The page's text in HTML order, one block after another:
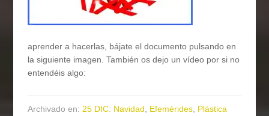
aprender a hacerlas, bájate el documento pulsando en
la siguiente imagen. También os dejo un vídeo por si no
entendéis algo:
Archivado en: 25 DIC: Navidad Efemérides Plástica